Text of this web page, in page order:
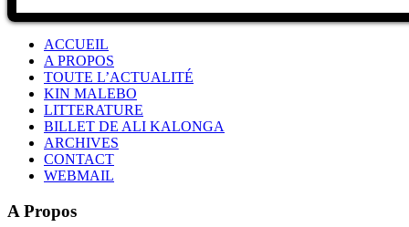
ACCUEIL
A PROPOS
TOUTE L’ACTUALITÉ
KIN MALEBO
LITTERATURE
BILLET DE ALI KALONGA
ARCHIVES
CONTACT
WEBMAIL
A Propos